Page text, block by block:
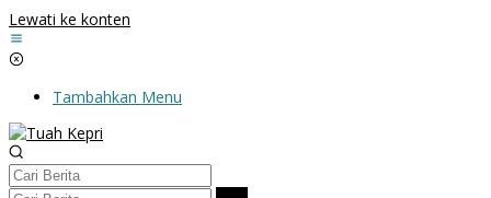
Lewati ke konten
Tambahkan Menu